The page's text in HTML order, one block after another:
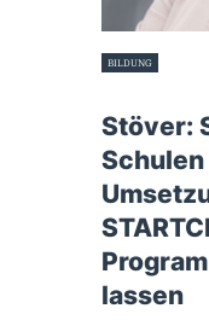
BILDUNG
Stöver:
lassen